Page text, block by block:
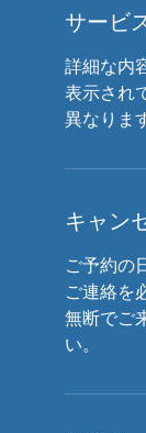
サービ
詳細な内
表示され
異なりま
キャン
ご予約の
ご連絡を
無断でご
い。